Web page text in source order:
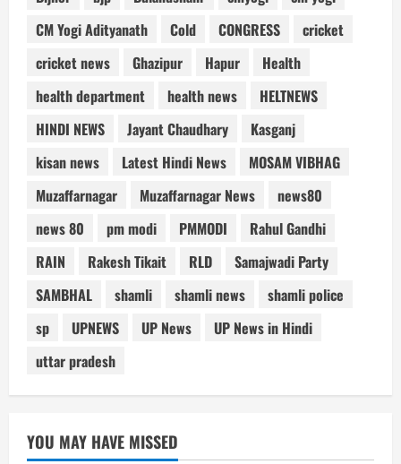
CM Yogi Adityanath
Cold CONGRESS
cricket
cricket news
Ghazipur Hapur
Health
health department
health news
HELTNEWS
HINDI NEWS
Jayant Chaudhary
Kasganj
kisan news
Latest Hindi News
MOSAM VIBHAG
Muzaffarnagar
Muzaffarnagar News
news80
news 80
pm modi PMMODI
Rahul Gandhi
RAIN
Rakesh Tikait RLD
Samajwadi Party
SAMBHAL
shamli shamli news
shamli police
sp
UPNEWS UP News
UP News in Hindi
uttar pradesh
YOU MAY HAVE MISSED